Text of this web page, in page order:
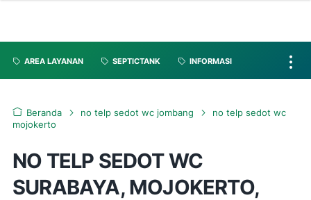
AREA LAYANAN SEPTICTANK INFORMASI
Beranda no telp sedot wc jombang
no telp sedot wc
mojokerto
NO TELP SEDOT WC
SURABAYA, MOJOKERTO,